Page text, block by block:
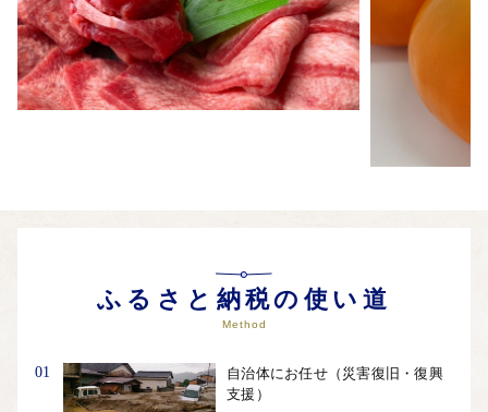
ふるさと納税の使い道
Method
01
自治体にお任せ（災害復旧・復興
支援）